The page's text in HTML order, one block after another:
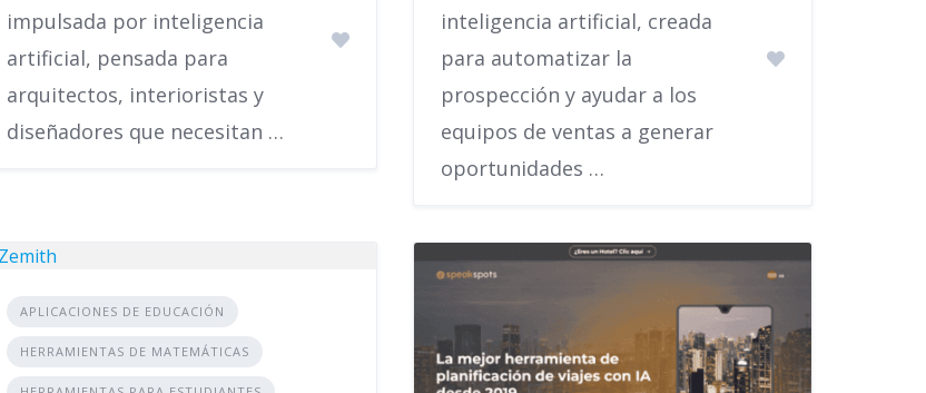
impulsada por inteligencia
artificial, pensada para
arquitectos, interioristas y
diseñadores que necesitan …
inteligencia artificial, creada
para automatizar la
prospección y ayudar a los
equipos de ventas a generar
oportunidades …
APLICACIONES DE EDUCACIÓN
HERRAMIENTAS DE MATEMÁTICAS